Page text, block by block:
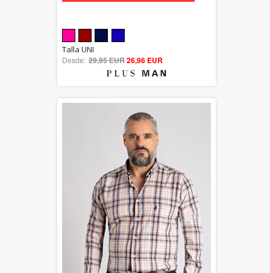
out of 5
Talla UNI
Desde: 29,95 EUR26,96 EUR